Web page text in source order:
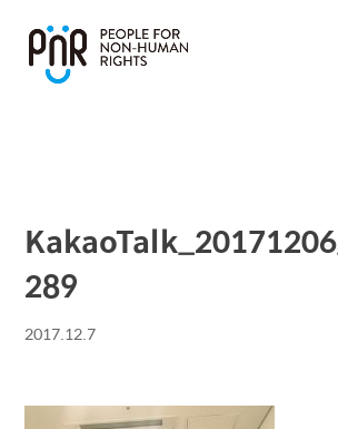
289
2017.12.7